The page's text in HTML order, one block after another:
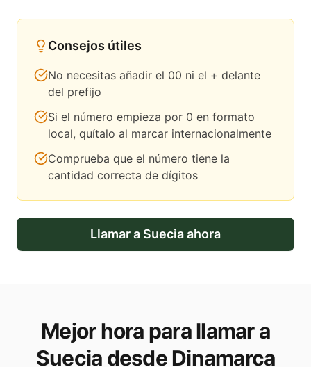
Consejos útiles
No necesitas añadir el 00 ni el + delante
del prefijo
Si el número empieza por 0 en formato
local, quítalo al marcar internacionalmente
Comprueba que el número tiene la
cantidad correcta de dígitos
Llamar a Sueciaahora
Mejor hora para llamar a
Suecia desde Dinamarca